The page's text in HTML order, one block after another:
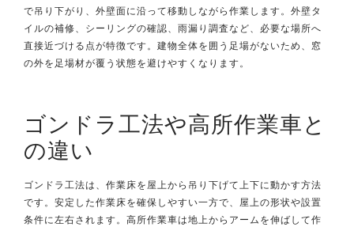
で吊り下がり、外壁面に沿って移動しながら作業します。外壁タ
イルの補修、シーリングの確認、雨漏り調査など、必要な場所へ
直接近づける点が特徴です。建物全体を囲う足場がないため、窓
の外を足場材が覆う状態を避けやすくなります。
ゴンドラ工法や高所作業車と
の違い
ゴンドラ工法は、作業床を屋上から吊り下げて上下に動かす方法
です。安定した作業床を確保しやすい一方で、屋上の形状や設置
条件に左右されます。高所作業車は地上からアームを伸ばして作